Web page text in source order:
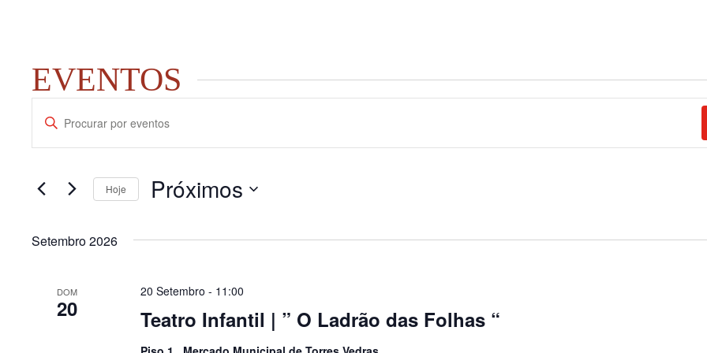
EVENTOS
DE
PESQUISA
VISUALIZAÇÃO
EVENTOS
Digite
palavra-
Procure
com
Hoje Próximos
Setembro 2026
DOM
20 Teatro Infantil | ” O Ladrão das Folhas “
20 Setembro - 11:00